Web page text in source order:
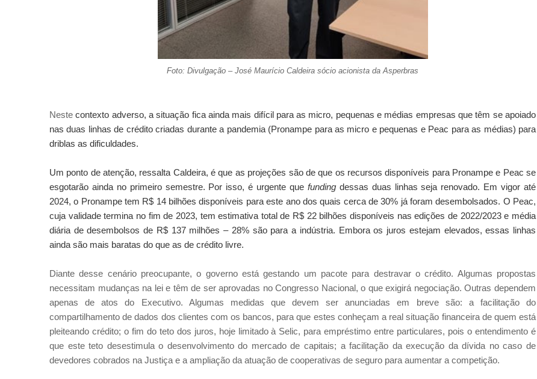
Foto: Divulgação – José Maurício Caldeira sócio acionista da Asperbras
Nestecontexto adverso, a situação fica ainda mais difícil para as micro, pequenas e médias empresas que têm se apoiado
nas duas linhas de crédito criadas durante a pandemia (Pronampe para as micro e pequenas e Peac para as médias) para
driblas as dificuldades.
Um ponto de atenção, ressalta Caldeira, é que as projeções são de que os recursos disponíveis para Pronampe e Peac se
esgotarão ainda no primeiro semestre. Por isso, é urgente que fundingdessas duas linhas seja renovado. Em vigor até
2024, o Pronampe tem R$ 14 bilhões disponíveis para este ano dos quais cerca de 30% já foram desembolsados. O Peac,
cuja validade termina no fim de 2023, tem estimativa total de R$ 22 bilhões disponíveis nas edições de 2022/2023 e média
diária de desembolsos de R$ 137 milhões – 28% são para a indústria. Embora os juros estejam elevados, essas linhas
ainda são mais baratas do que as de crédito livre.
Diante desse cenário preocupante, o governo está gestando um pacote para destravar o crédito. Algumas propostas
necessitam mudanças na lei e têm de ser aprovadas no Congresso Nacional, o que exigirá negociação. Outras dependem
apenas de atos do Executivo. Algumas medidas que devem ser anunciadas em breve são: a facilitação do
compartilhamento de dados dos clientes com os bancos, para que estes conheçam a real situação financeira de quem está
pleiteando crédito; o fim do teto dos juros, hoje limitado à Selic, para empréstimo entre particulares, pois o entendimento é
que este teto desestimula o desenvolvimento do mercado de capitais; a facilitação da execução da dívida no caso de
devedores cobrados na Justiça e a ampliação da atuação de cooperativas de seguro para aumentar a competição.